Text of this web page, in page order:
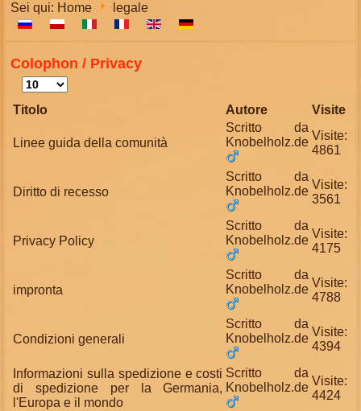
Sei qui: Home legale
Colophon / Privacy
Visualizza
Titolo
Autore Visite
Linee guida della comunità
Scritto da
Knobelholz.de Visite:
4861
Diritto di recesso
Scritto da
Knobelholz.de Visite:
3561
Privacy Policy
Scritto da
Knobelholz.de Visite:
4175
impronta
Scritto da
Knobelholz.de Visite:
4788
Condizioni generali
Scritto da
Knobelholz.de Visite:
4394
Informazioni sulla spedizione e costi
di spedizione per la Germania,
l'Europa e il mondo
Scritto da
Knobelholz.de Visite:
4424